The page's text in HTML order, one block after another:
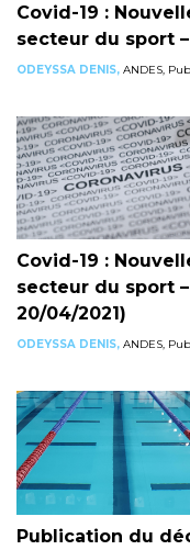
Covid-19 :
secteur du sport
ODEYSSA DENIS, ANDES,
Covid-19 :
secteur du sport
20/04/2021)
ODEYSSA DENIS, ANDES,
Publication du